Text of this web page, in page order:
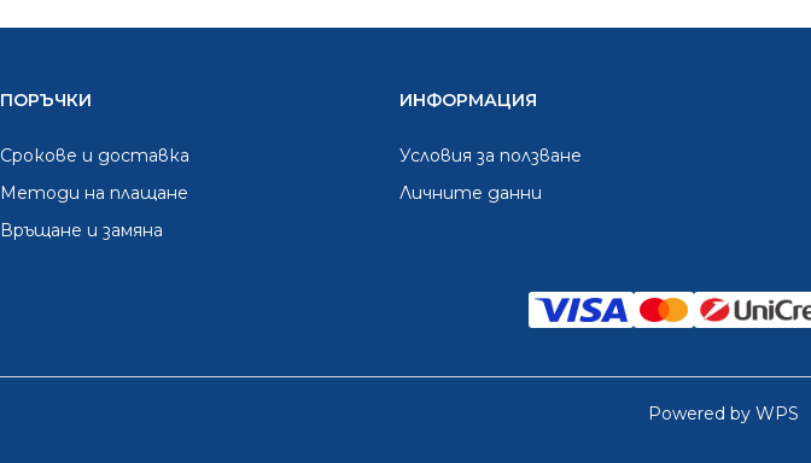
ПОРЪЧКИ
Срокове и доставка
Методи на плащане
Връщане и замяна
ИНФОРМАЦИЯ
Условия за ползване
Личните данни
Powered by WPS